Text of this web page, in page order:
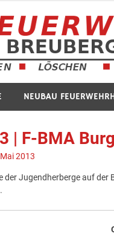
NEUBAU
| F-BMA
2013
der Jugendherberge auf